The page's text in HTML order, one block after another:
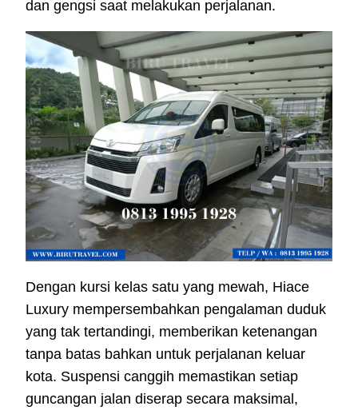
dan gengsi saat melakukan perjalanan.
Dengan kursi kelas satu yang mewah, Hiace
Luxury mempersembahkan pengalaman duduk
yang tak tertandingi, memberikan ketenangan
tanpa batas bahkan untuk perjalanan keluar
kota. Suspensi canggih memastikan setiap
guncangan jalan diserap secara maksimal,